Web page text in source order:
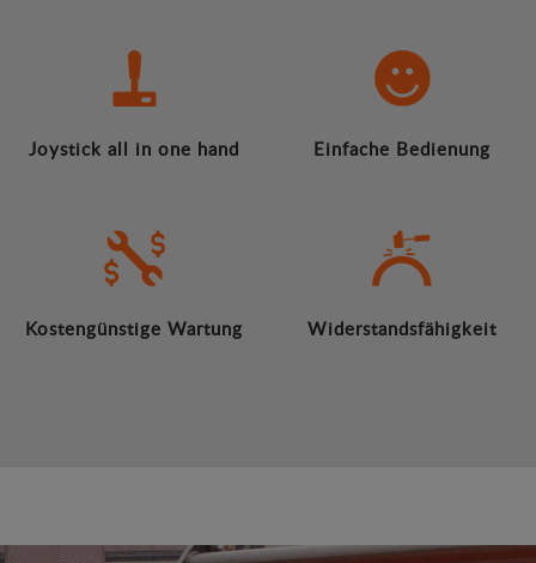
Joystick all in one hand Einfache Bedienung
Kostengünstige Wartung Widerstandsfähigkeit